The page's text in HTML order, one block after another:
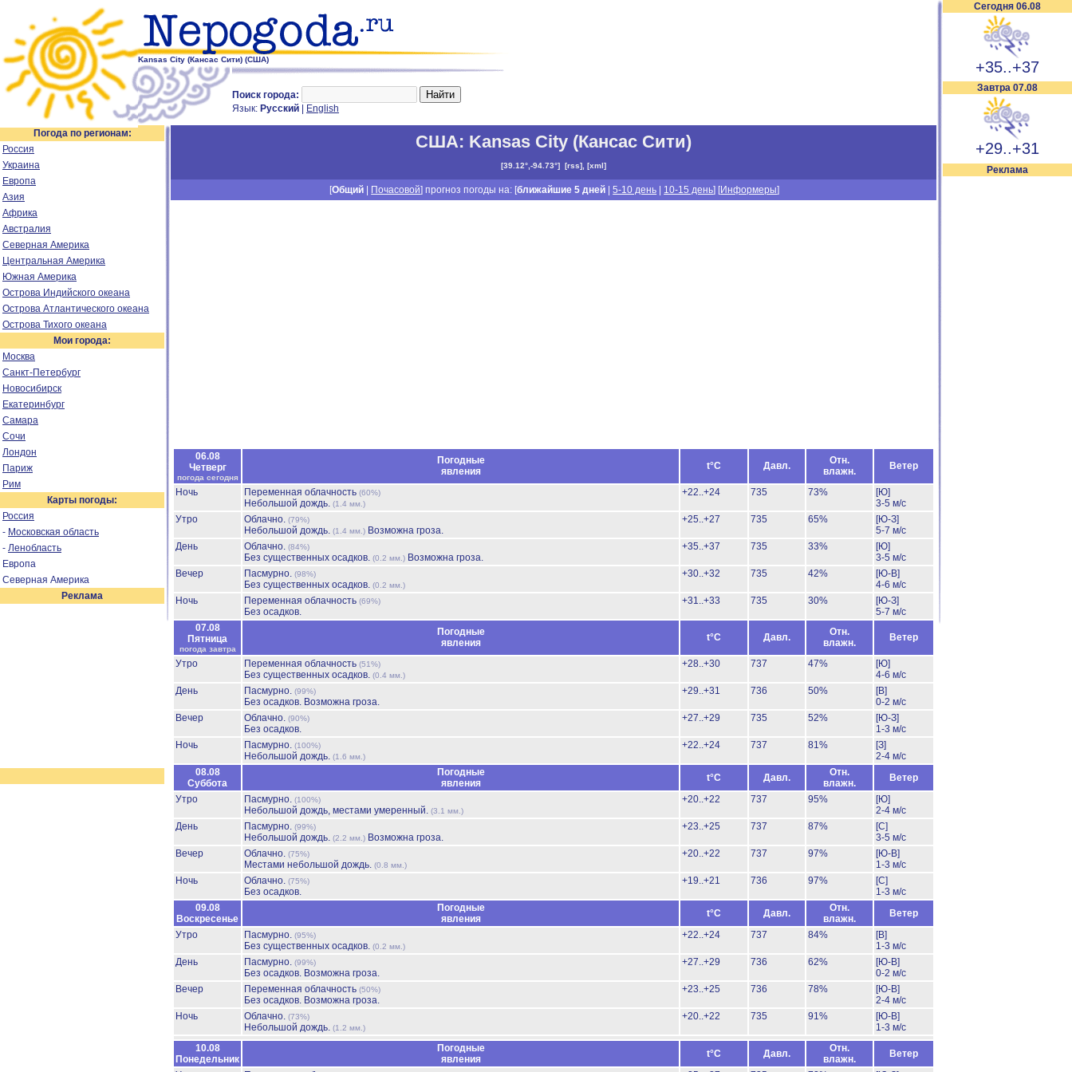
Kansas City (Кансас Сити) (США)
Поиск города:
Язык: Русский English
Сегодня 06.08
+35..+37
Завтра 07.08
+29..+31
Реклама
Погода по регионам:
Россия
Украина
Европа
Азия
Африка
Австралия
Северная Америка
Центральная Америка
Южная Америка
Острова Индийского океана
Острова Атлантического океана
Острова Тихого океана
Мои города:
Москва
Санкт-Петербург
Новосибирск
Екатеринбург
Самара
Сочи
Лондон
Париж
Рим
Карты погоды:
Россия
- Московская область
- Ленобласть
Европа
Северная Америка
Реклама
США: Kansas City (Кансас Сити)
[39.12°,-94.73°] [rss], [xml]
[Общий Почасовой] прогноз погоды на: [ближайшие 5 дней |5-10 день 10-15 день] [Информеры]
06.08
Четверг
погода сегодня
Погодные
явления
t°C Давл.
Отн.
влажн.
Ветер
Ночь Переменная облачность (60%)
Небольшой дождь. (1.4 мм.)
+22..+24 735 73%
[Ю]
3-5 м/с
Утро
Облачно. (79%)
Небольшой дождь. (1.4 мм.) Возможна гроза.
+25..+27 735 65%
[Ю-З]
5-7 м/с
День
Облачно. (84%)
Без существенных осадков. (0.2 мм.) Возможна гроза.
+35..+37 735 33%
[Ю]
3-5 м/с
Вечер
Пасмурно. (98%)
Без существенных осадков. (0.2 мм.)
+30..+32 735 42%
[Ю-В]
4-6 м/с
Ночь
Переменная облачность (69%)
Без осадков.
+31..+33 735 30%
[Ю-З]
5-7 м/с
07.08
Пятница
погода завтра
Погодные
явления
t°C Давл.
Отн.
влажн.
Ветер
Утро Переменная облачность (51%)
Без существенных осадков. (0.4 мм.)
+28..+30 737 47%
[Ю]
4-6 м/с
День
Пасмурно. (99%)
Без осадков. Возможна гроза.
+29..+31 736 50%
[В]
0-2 м/с
Вечер
Облачно. (90%)
Без осадков.
+27..+29 735 52%
[Ю-З]
1-3 м/с
Ночь
Пасмурно. (100%)
Небольшой дождь. (1.6 мм.)
+22..+24 737 81%
[З]
2-4 м/с
08.08
Суббота
Погодные
явления
t°C Давл.
Отн.
влажн.
Ветер
Утро
Пасмурно. (100%)
Небольшой дождь, местами умеренный. (3.1 мм.)
+20..+22 737 95%
[Ю]
2-4 м/с
День
Пасмурно. (99%)
Небольшой дождь. (2.2 мм.) Возможна гроза.
+23..+25 737 87%
[С]
3-5 м/с
Вечер
Облачно. (75%)
Местами небольшой дождь. (0.8 мм.)
+20..+22 737 97%
[Ю-В]
1-3 м/с
Ночь
Облачно. (75%)
Без осадков.
+19..+21 736 97%
[С]
1-3 м/с
09.08
Воскресенье
Погодные
явления
t°C Давл.
Отн.
влажн.
Ветер
Утро
Пасмурно. (95%)
Без существенных осадков. (0.2 мм.)
+22..+24 737 84%
[В]
1-3 м/с
День
Пасмурно. (99%)
Без осадков. Возможна гроза.
+27..+29 736 62%
[Ю-В]
0-2 м/с
Вечер
Переменная облачность (50%)
Без осадков. Возможна гроза.
+23..+25 736 78%
[Ю-В]
2-4 м/с
Ночь
Облачно. (73%)
Небольшой дождь. (1.2 мм.)
+20..+22 735 91%
[Ю-В]
1-3 м/с
10.08
Понедельник
Погодные
явления
t°C Давл.
Отн.
влажн.
Ветер